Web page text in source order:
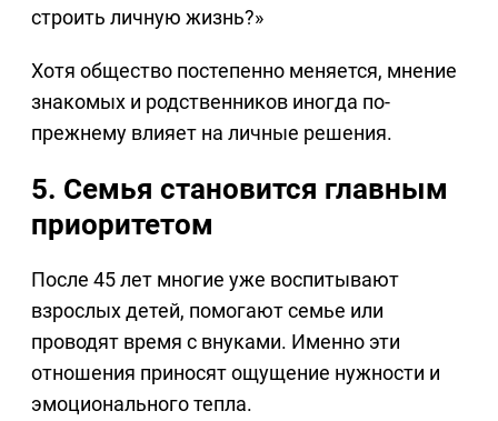
строить личную жизнь?»
Хотя общество постепенно меняется, мнение
знакомых и родственников иногда по-
прежнему влияет на личные решения.
5. Семья становится главным
приоритетом
После 45 лет многие уже воспитывают
взрослых детей, помогают семье или
проводят время с внуками. Именно эти
отношения приносят ощущение нужности и
эмоционального тепла.